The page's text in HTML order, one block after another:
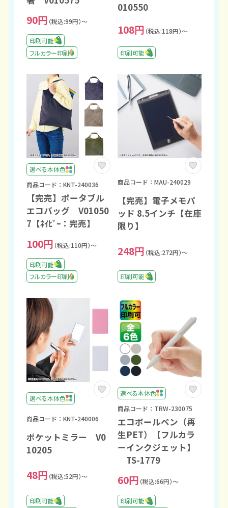
90円 （税込:99円）～
印刷可能
フルカラー印刷
010550
108円 （税込:118円）～
印刷可能
選べる本体色
商品コード：KNT-240036
【完売】ポータブル
エコバッグ V01050
7【ﾈｲﾋﾞｰ：完売】
100円 （税込:110円）～
印刷可能
フルカラー印刷
商品コード：MAU-240029
【完売】電子メモパ
ッド 8.5インチ【在庫
限り】
248円 （税込:272円）～
印刷可能
選べる本体色
商品コード：KNT-240006
ポケットミラー V0
10205
48円 （税込:52円）～
印刷可能
選べる本体色
商品コード：TRW-230075
エコボールペン（再
生PET）【フルカラ
ーインクジェット】
TS-1779
60円 （税込:66円）～
印刷可能